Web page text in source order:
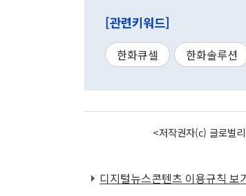
[관련키워드]
한화큐셀 한화솔루션
<저작권자(c) 글로벌
디지털뉴스콘텐츠 이용규칙 보